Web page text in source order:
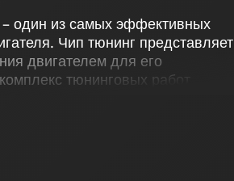
один из самых эффективных
Чип тюнинг представляет
двигателем для его
тюнинговых работ,
катализатора (Евро-2),
отключение VSA, настройку
(Speedlimit), Seat Leon 2.0 TFSI
производительности и